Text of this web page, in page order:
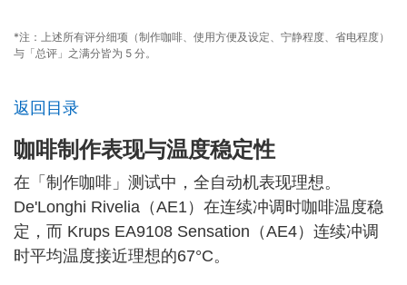
*注：上述所有评分细项（制作咖啡、使用方便及设定、宁静程度、省电程度）
与「总评」之满分皆为 5 分。
返回目录
咖啡制作表现与温度稳定性
在「制作咖啡」测试中，全自动机表现理想。
De'Longhi Rivelia（AE1）在连续冲调时咖啡温度稳
定，而 Krups EA9108 Sensation（AE4）连续冲调
时平均温度接近理想的67°C。